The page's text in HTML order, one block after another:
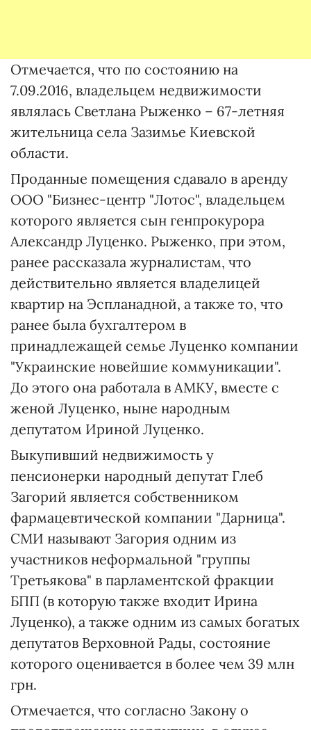
Отмечается, что по состоянию на
7.09.2016, владельцем недвижимости
являлась Светлана Рыженко – 67-летняя
жительница села Зазимье Киевской
области.
Проданные помещения сдавало в аренду
ООО "Бизнес-центр "Лотос", владельцем
которого является сын генпрокурора
Александр Луценко. Рыженко, при этом,
ранее рассказала журналистам, что
действительно является владелицей
квартир на Эспланадной, а также то, что
ранее была бухгалтером в
принадлежащей семье Луценко компании
"Украинские новейшие коммуникации".
До этого она работала в АМКУ, вместе с
женой Луценко, ныне народным
депутатом Ириной Луценко.
Выкупивший недвижимость у
пенсионерки народный депутат Глеб
Загорий является собственником
фармацевтической компании "Дарница".
СМИ называют Загория одним из
участников неформальной "группы
Третьякова" в парламентской фракции
БПП (в которую также входит Ирина
Луценко), а также одним из самых богатых
депутатов Верховной Рады, состояние
которого оценивается в более чем 39 млн
грн.
Отмечается, что согласно Закону о